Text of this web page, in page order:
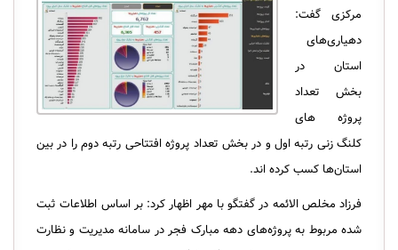
مرکزی گفت:
دهیاری‌های
استان در
بخش تعداد
پروژه های
کلنگ زنی رتبه اول و در بخش تعداد پروژه افتتاحی رتبه دوم را در بین
استان‌ها کسب کرده اند.
فرزاد مخلص الائمه در گفتگو با مهر اظهار کرد: بر اساس اطلاعات ثبت
شده مربوط به پروژه‌های دهه مبارک فجر در سامانه مدیریت و نظارت